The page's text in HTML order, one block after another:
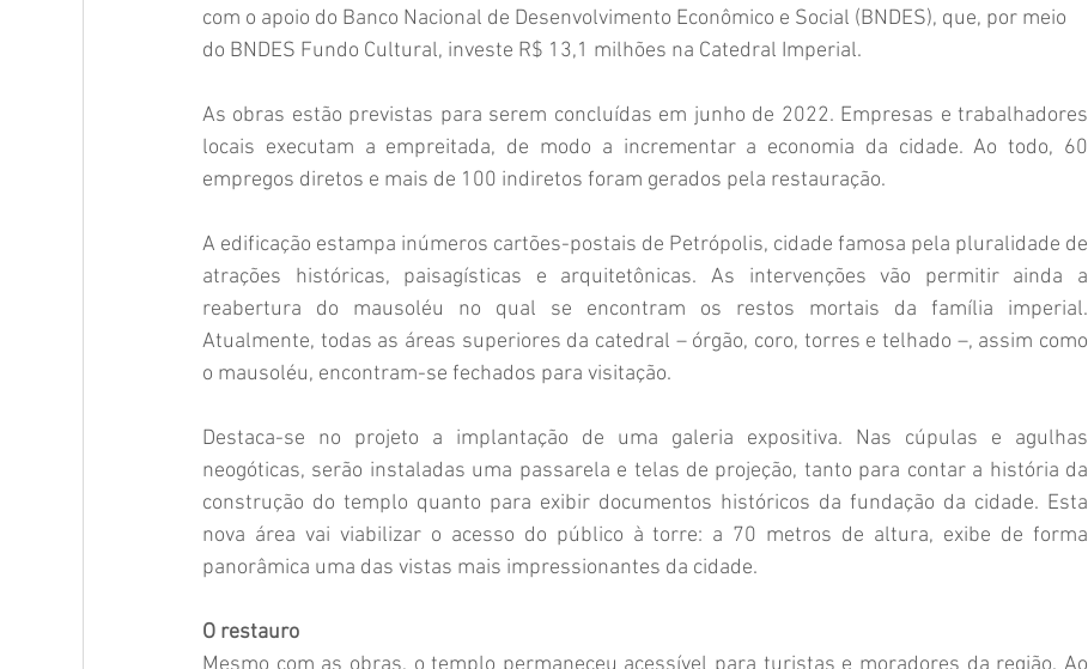
com o apoio do Banco Nacional de Desenvolvimento Econômico e Social (BNDES), que, por meio
do BNDES Fundo Cultural, investe R$ 13,1 milhões na Catedral Imperial.
As obras estão previstas para serem concluídas em junho de 2022. Empresas e trabalhadores
locais executam a empreitada, de modo a incrementar a economia da cidade. Ao todo, 60
empregos diretos e mais de 100 indiretos foram gerados pela restauração.
A edificação estampa inúmeros cartões-postais de Petrópolis, cidade famosa pela pluralidade de
atrações históricas, paisagísticas e arquitetônicas. As intervenções vão permitir ainda a
reabertura do mausoléu no qual se encontram os restos mortais da família imperial.
Atualmente, todas as áreas superiores da catedral – órgão, coro, torres e telhado –, assim como
o mausoléu, encontram-se fechados para visitação.
Destaca-se no projeto a implantação de uma galeria expositiva. Nas cúpulas e agulhas
neogóticas, serão instaladas uma passarela e telas de projeção, tanto para contar a história da
construção do templo quanto para exibir documentos históricos da fundação da cidade. Esta
nova área vai viabilizar o acesso do público à torre: a 70 metros de altura, exibe de forma
panorâmica uma das vistas mais impressionantes da cidade.
O restauro